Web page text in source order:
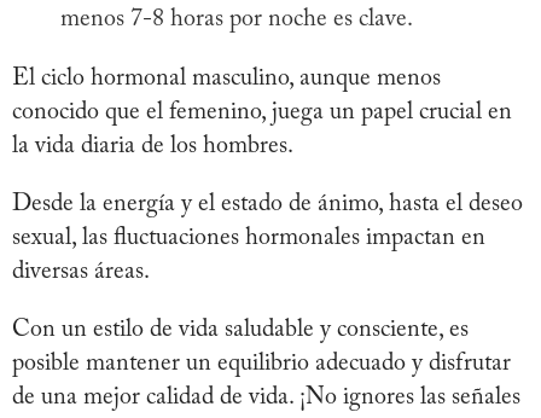
menos 7-8 horas por noche es clave.
El ciclo hormonal masculino, aunque menos
conocido que el femenino, juega un papel crucial en
la vida diaria de los hombres.
Desde la energía y el estado de ánimo, hasta el deseo
sexual, las fluctuaciones hormonales impactan en
diversas áreas.
Con un estilo de vida saludable y consciente, es
posible mantener un equilibrio adecuado y disfrutar
de una mejor calidad de vida. ¡No ignores las señales